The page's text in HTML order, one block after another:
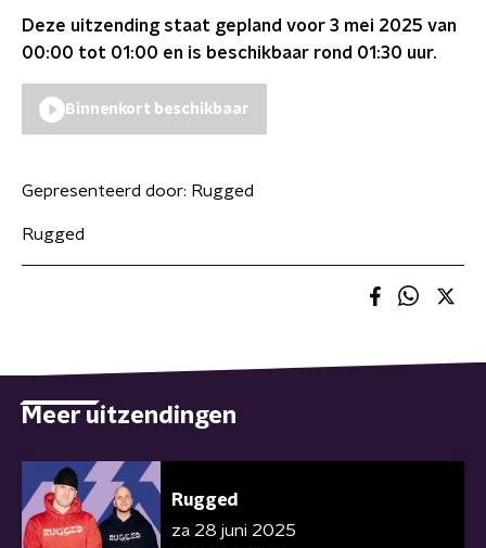
Deze uitzending staat gepland voor 3 mei 2025 van
00:00 tot 01:00 en is beschikbaar rond 01:30 uur.
Binnenkort beschikbaar
Gepresenteerd door: Rugged
Rugged
Meer uitzendingen
Rugged
za 28 juni 2025